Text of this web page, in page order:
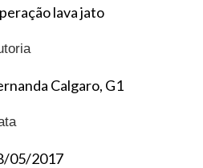
lava jato
Calgaro, G1
05/2017